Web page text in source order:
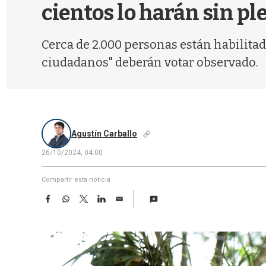
cientos lo harán sin
Cerca de 2.000 personas están
ciudadanos" deberán votar observado.
Agustín Carballo
26/10/2024, 04:00
Compartir esta noticia
F
W
A
T
w
e
L
k
e
d
E
i
l